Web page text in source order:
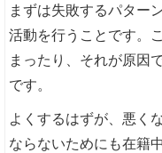
まずは失敗するパター
活動を行うことです。
まったり、それが原因
です。
よくするはずが、悪く
ならないためにも在籍